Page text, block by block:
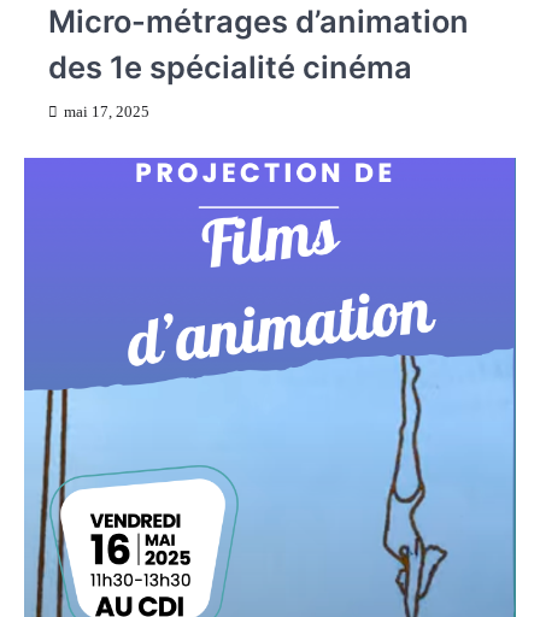
Micro-métrages d’animation
des 1e spécialité cinéma
mai 17, 2025